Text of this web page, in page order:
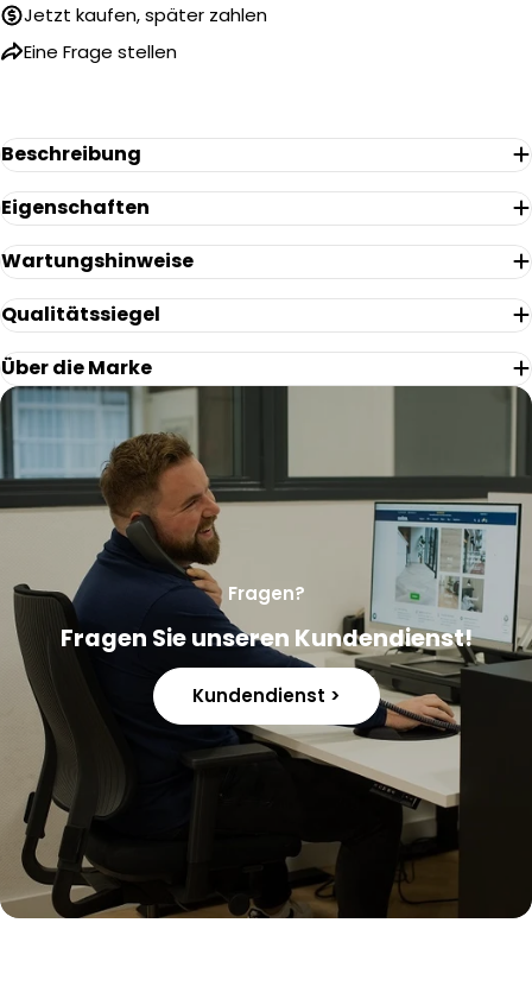
Jetzt kaufen, später zahlen
Eine Frage stellen
Ihr
Ihr
Telefon
Ihre
Nachricht
Die mit * gekennzeichneten Felder sind Pflichtfelder.
Fragen?
Fragen Sie unseren Kundendienst!
Kundendienst >
Beschreibung
Eigenschaften
Wartungshinweise
Qualitätssiegel
Über die Marke